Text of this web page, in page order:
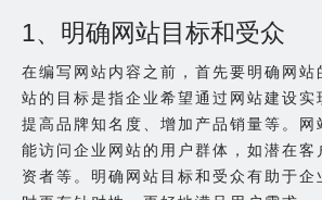
1、明确网站目标和受众
在编写网站内容之前，首先要明确网站
站的目标是指企业希望通过网站建设实
提高品牌知名度、增加产品销量等。网
能访问企业网站的用户群体，如潜在客
资者等。明确网站目标和受众有助于企